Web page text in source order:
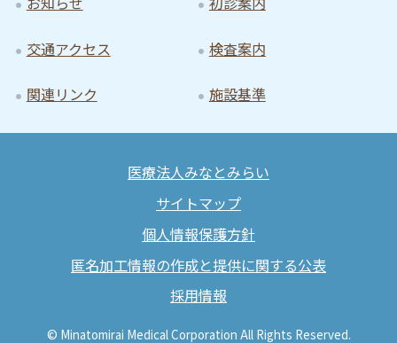
交通アクセス 検査案内
関連リンク 施設基準
医療法人みなとみらい
サイトマップ
個人情報保護方針
匿名加工情報の作成と提供に関する公表
採用情報
© Minatomirai Medical Corporation All Rights Reserved.